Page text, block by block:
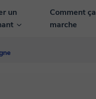
un
Comment ça
marche